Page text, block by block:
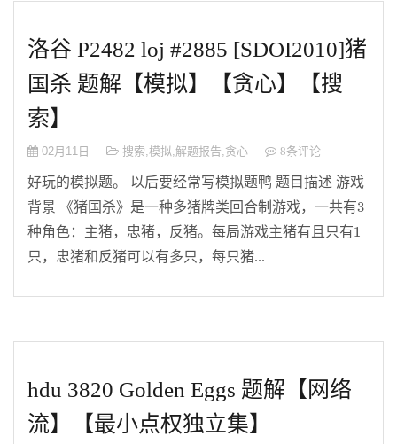
洛谷 P2482 loj #2885 [SDOI2010]猪
国杀 题解【模拟】【贪心】【搜
索】
02月11日 搜索,模拟,解题报告,贪心 8条评论
好玩的模拟题。 以后要经常写模拟题鸭 题目描述 游戏
背景 《猪国杀》是一种多猪牌类回合制游戏，一共有3
3
种角色：主猪，忠猪，反猪。每局游戏主猪有且只有1
1
只，忠猪和反猪可以有多只，每只猪...
hdu 3820 Golden Eggs 题解【网络
流】【最小点权独立集】